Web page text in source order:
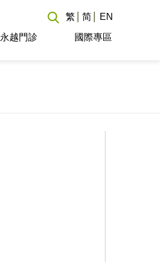
永越門診 國際專區
繁 简 EN